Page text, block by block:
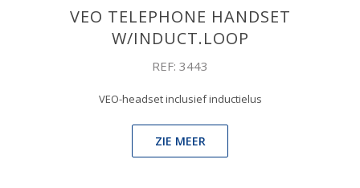
VEO TELEPHONE HANDSET
W/INDUCT.LOOP
REF: 3443
VEO-headset inclusief inductielus
ZIE MEER